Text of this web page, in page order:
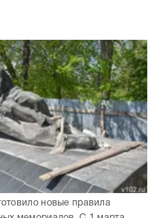
новые правила